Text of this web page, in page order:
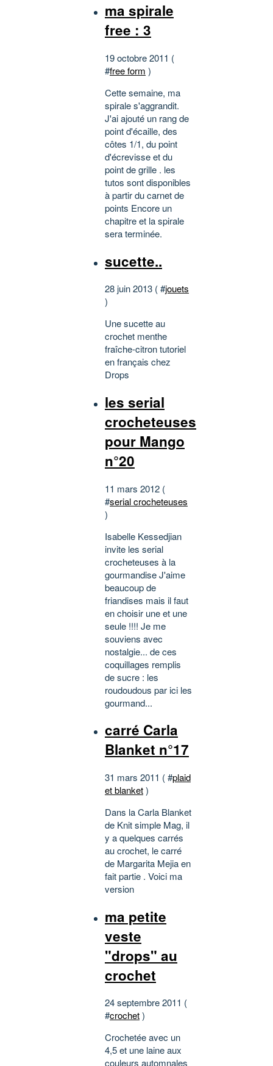
ma spirale
free : 3
19 octobre 2011 (
#free form )
Cette semaine, ma
spirale s'aggrandit.
J'ai ajouté un rang de
point d'écaille, des
côtes 1/1, du point
d'écrevisse et du
point de grille . les
tutos sont disponibles
à partir du carnet de
points Encore un
chapitre et la spirale
sera terminée.
sucette..
28 juin 2013 ( #jouets
)
Une sucette au
crochet menthe
fraîche-citron tutoriel
en français chez
Drops
les serial
crocheteuses
pour Mango
n°20
11 mars 2012 (
#serial crocheteuses
)
Isabelle Kessedjian
invite les serial
crocheteuses à la
gourmandise J'aime
beaucoup de
friandises mais il faut
en choisir une et une
seule !!!! Je me
souviens avec
nostalgie... de ces
coquillages remplis
de sucre : les
roudoudous par ici les
gourmand...
carré Carla
Blanket n°17
31 mars 2011 ( #plaid
et blanket)
Dans la Carla Blanket
de Knit simple Mag, il
y a quelques carrés
au crochet, le carré
de Margarita Mejia en
fait partie . Voici ma
version
ma petite
veste
"drops" au
crochet
24 septembre 2011 (
#crochet)
Crochetée avec un
4,5 et une laine aux
couleurs automnales